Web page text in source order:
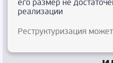
его размер не
реализации
Реструктуризация